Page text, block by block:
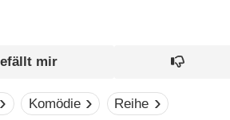
Komödie Reihe